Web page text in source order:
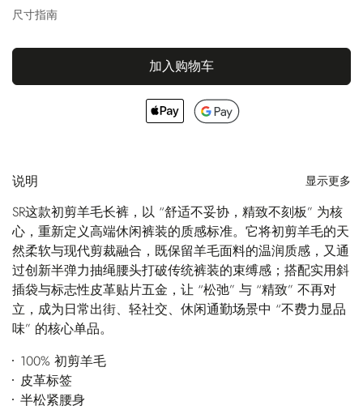
尺寸指南
加入购物车
说明 显示更多
SR这款初剪羊毛长裤，以 “舒适不妥协，精致不刻板” 为核
心，重新定义高端休闲裤装的质感标准。它将初剪羊毛的天
然柔软与现代剪裁融合，既保留羊毛面料的温润质感，又通
过创新半弹力抽绳腰头打破传统裤装的束缚感；搭配实用斜
插袋与标志性皮革贴片五金，让 “松弛” 与 “精致” 不再对
立，成为日常出街、轻社交、休闲通勤场景中 “不费力显品
味” 的核心单品。
100% 初剪羊毛
皮革标签
半松紧腰身